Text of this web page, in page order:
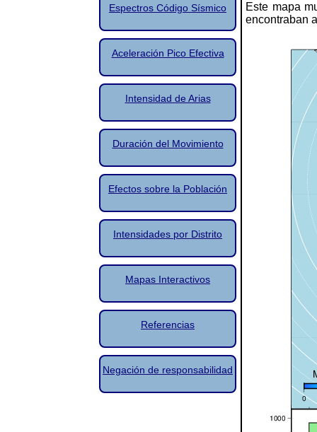
Espectros Código Sísmico
Aceleración Pico Efectiva
Intensidad de Arias
Duración del Movimiento
Efectos sobre la Población
Intensidades por Distrito
Mapas Interactivos
Referencias
Negación de responsabilidad
Este mapa
encontraban